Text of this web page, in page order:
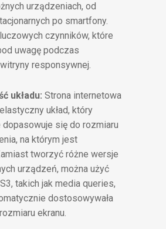
urządzeniach, od
po smartfony.
czynników, które
uwagę podczas
responsywnej.
układu: Strona internetowa
układ, który
się do rozmiaru
na którym jest
tworzyć różne wersje
urządzeń, można użyć
takich jak media queries,
dostosowywała
ekranu.